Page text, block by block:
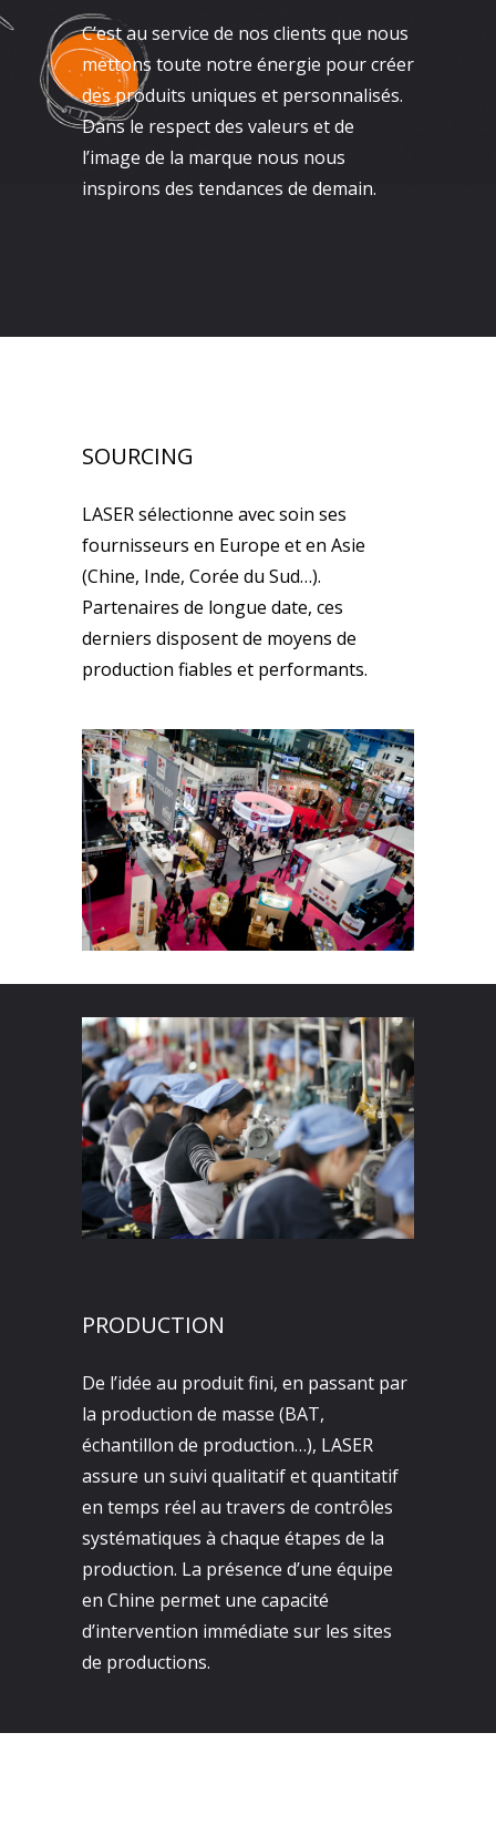
C’est au service de nos clients que nous
mettons toute notre énergie pour créer
des produits uniques et personnalisés.
Dans le respect des valeurs et de
l’image de la marque nous nous
inspirons des tendances de demain.
SOURCING
LASER sélectionne avec soin ses
fournisseurs en Europe et en Asie
(Chine, Inde, Corée du Sud…).
Partenaires de longue date, ces
derniers disposent de moyens de
production fiables et performants.
PRODUCTION
De l’idée au produit fini, en passant par
la production de masse (BAT,
échantillon de production…), LASER
assure un suivi qualitatif et quantitatif
en temps réel au travers de contrôles
systématiques à chaque étapes de la
production. La présence d’une équipe
en Chine permet une capacité
d’intervention immédiate sur les sites
de productions.